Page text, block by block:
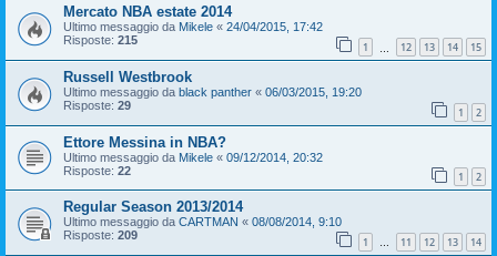
Mercato NBA estate 2014
Ultimo messaggio da Mikele « 24/04/2015, 17:42
Risposte: 215 1 12 13 14 15
Russell Westbrook
Ultimo messaggio da black panther « 06/03/2015, 19:20
Risposte: 29 1 2
Ettore Messina in NBA?
Ultimo messaggio da Mikele « 09/12/2014, 20:32
Risposte: 22 1 2
Regular Season 2013/2014
Ultimo messaggio da CARTMAN « 08/08/2014, 9:10
Risposte: 209 1 … 11 12 13 14